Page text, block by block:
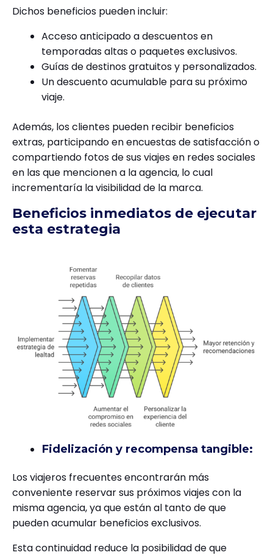
Dichos beneficios pueden incluir:
Acceso anticipado a descuentos en
temporadas altas o paquetes exclusivos.
Guías de destinos gratuitos y personalizados.
Un descuento acumulable para su próximo
viaje.
Además, los clientes pueden recibir beneficios
extras, participando en encuestas de satisfacción o
compartiendo fotos de sus viajes en redes sociales
en las que mencionen a la agencia, lo cual
incrementaría la visibilidad de la marca.
Beneficios inmediatos de ejecutar
esta estrategia
Fidelización y recompensa tangible:
Los viajeros frecuentes encontrarán más
conveniente reservar sus próximos viajes con la
misma agencia, ya que están al tanto de que
pueden acumular beneficios exclusivos.
Esta continuidad reduce la posibilidad de que